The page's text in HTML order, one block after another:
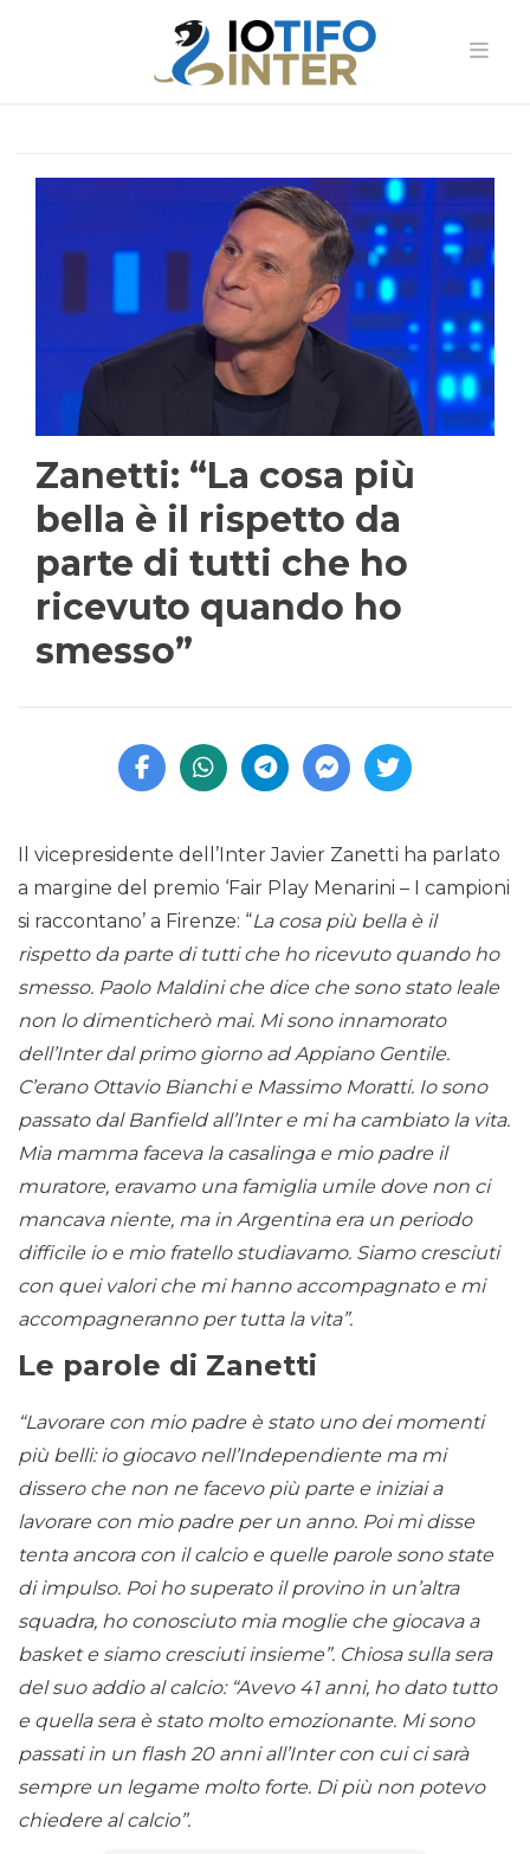
Zanetti: “La cosa più
bella è il rispetto da
parte di tutti che ho
ricevuto quando ho
smesso”
Il vicepresidente dell’Inter Javier Zanetti ha parlato
a margine del premio ‘Fair Play Menarini – I campioni
si raccontano’ a Firenze: “La cosa più bella è il
rispetto da parte di tutti che ho ricevuto quando ho
smesso. Paolo Maldini che dice che sono stato leale
non lo dimenticherò mai. Mi sono innamorato
dell’Inter dal primo giorno ad Appiano Gentile.
C’erano Ottavio Bianchi e Massimo Moratti. Io sono
passato dal Banfield all’Inter e mi ha cambiato la vita.
Mia mamma faceva la casalinga e mio padre il
muratore, eravamo una famiglia umile dove non ci
mancava niente, ma in Argentina era un periodo
difficile io e mio fratello studiavamo. Siamo cresciuti
con quei valori che mi hanno accompagnato e mi
accompagneranno per tutta la vita”.
Le parole di Zanetti
“Lavorare con mio padre è stato uno dei momenti
più belli: io giocavo nell’Independiente ma mi
dissero che non ne facevo più parte e iniziai a
lavorare con mio padre per un anno. Poi mi disse
tenta ancora con il calcio e quelle parole sono state
di impulso. Poi ho superato il provino in un’altra
squadra, ho conosciuto mia moglie che giocava a
basket e siamo cresciuti insieme”. Chiosa sulla sera
del suo addio al calcio: “Avevo 41 anni, ho dato tutto
e quella sera è stato molto emozionante. Mi sono
passati in un flash 20 anni all’Inter con cui ci sarà
sempre un legame molto forte. Di più non potevo
chiedere al calcio”.